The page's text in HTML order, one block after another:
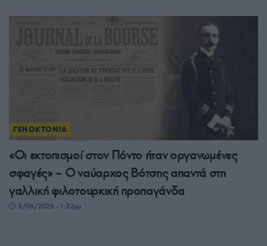
ΓΕΝΟΚΤΟΝΙΑ
«Οι εκτοπισμοί στον Πόντο ήταν οργανωμένες
σφαγές» – Ο ναύαρχος Βότσης απαντά στη
γαλλική φιλοτουρκική προπαγάνδα
5/06/2026 - 1:32μμ